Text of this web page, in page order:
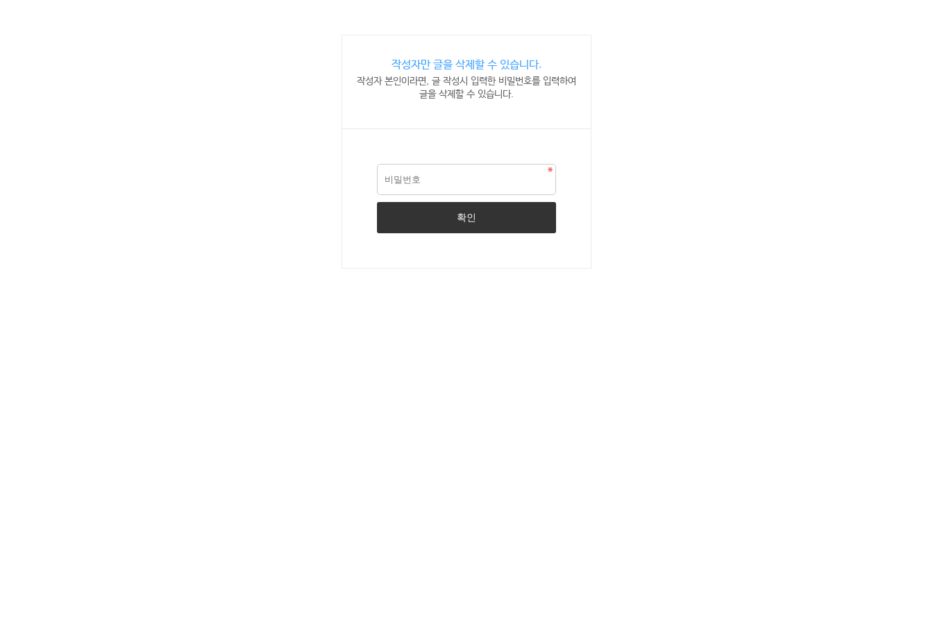
작성자만 글을 삭제할 수 있습니다.
작성자 본인이라면, 글 작성시 입력한 비밀번호를 입력하여
글을 삭제할 수 있습니다.